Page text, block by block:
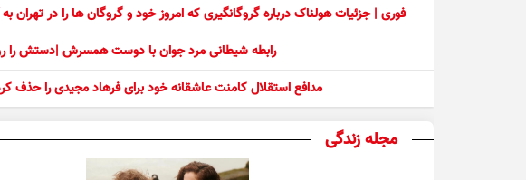
فوری | جزئیات هولناک درباره گروگانگیری که امروز خود و گروگان ها را در
رابطه شیطانی مرد جوان با دوست همسرش |دستش را
مدافع استقلال کامنت عاشقانه خود برای فرهاد مجیدی را حذف
مجله زندگی